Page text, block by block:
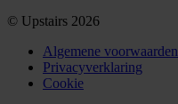
© Upstairs 2026
Algemene voorwaarden
Privacyverklaring
Cookie